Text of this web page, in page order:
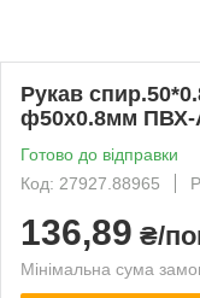
Рукав
ф50х0.8мм ПВХ-
Готово до відправки
Код: 27927.88965
136,89 ₴/
Мінімальна сума